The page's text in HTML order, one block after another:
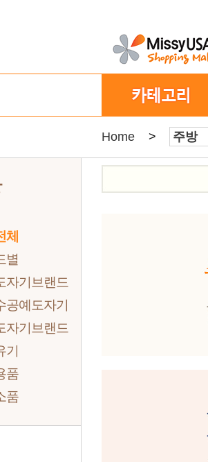
Home >
체
별
자기브랜드
공예도자기
자기브랜드
기
품
품